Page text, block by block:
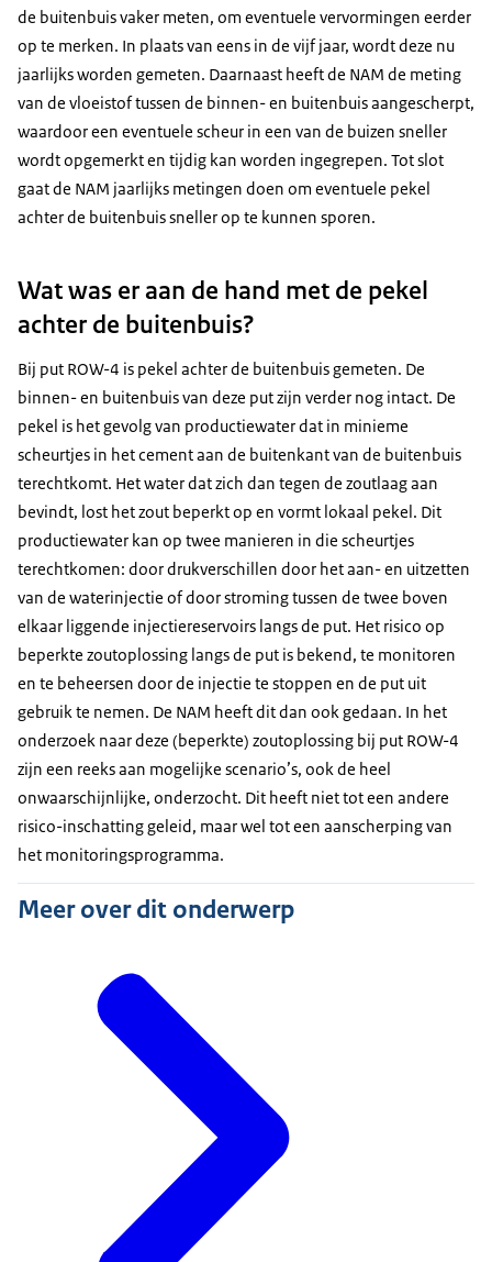
de buitenbuis vaker meten, om eventuele vervormingen eerder
op te merken. In plaats van eens in de vijf jaar, wordt deze nu
jaarlijks worden gemeten. Daarnaast heeft de NAM de meting
van de vloeistof tussen de binnen- en buitenbuis aangescherpt,
waardoor een eventuele scheur in een van de buizen sneller
wordt opgemerkt en tijdig kan worden ingegrepen. Tot slot
gaat de NAM jaarlijks metingen doen om eventuele pekel
achter de buitenbuis sneller op te kunnen sporen.
Wat was er aan de hand met de pekel
achter de buitenbuis?
Bij put ROW-4 is pekel achter de buitenbuis gemeten. De
binnen- en buitenbuis van deze put zijn verder nog intact. De
pekel is het gevolg van productiewater dat in minieme
scheurtjes in het cement aan de buitenkant van de buitenbuis
terechtkomt. Het water dat zich dan tegen de zoutlaag aan
bevindt, lost het zout beperkt op en vormt lokaal pekel. Dit
productiewater kan op twee manieren in die scheurtjes
terechtkomen: door drukverschillen door het aan- en uitzetten
van de waterinjectie of door stroming tussen de twee boven
elkaar liggende injectiereservoirs langs de put. Het risico op
beperkte zoutoplossing langs de put is bekend, te monitoren
en te beheersen door de injectie te stoppen en de put uit
gebruik te nemen. De NAM heeft dit dan ook gedaan. In het
onderzoek naar deze (beperkte) zoutoplossing bij put ROW-4
zijn een reeks aan mogelijke scenario’s, ook de heel
onwaarschijnlijke, onderzocht. Dit heeft niet tot een andere
risico-inschatting geleid, maar wel tot een aanscherping van
het monitoringsprogramma.
Meer over dit onderwerp